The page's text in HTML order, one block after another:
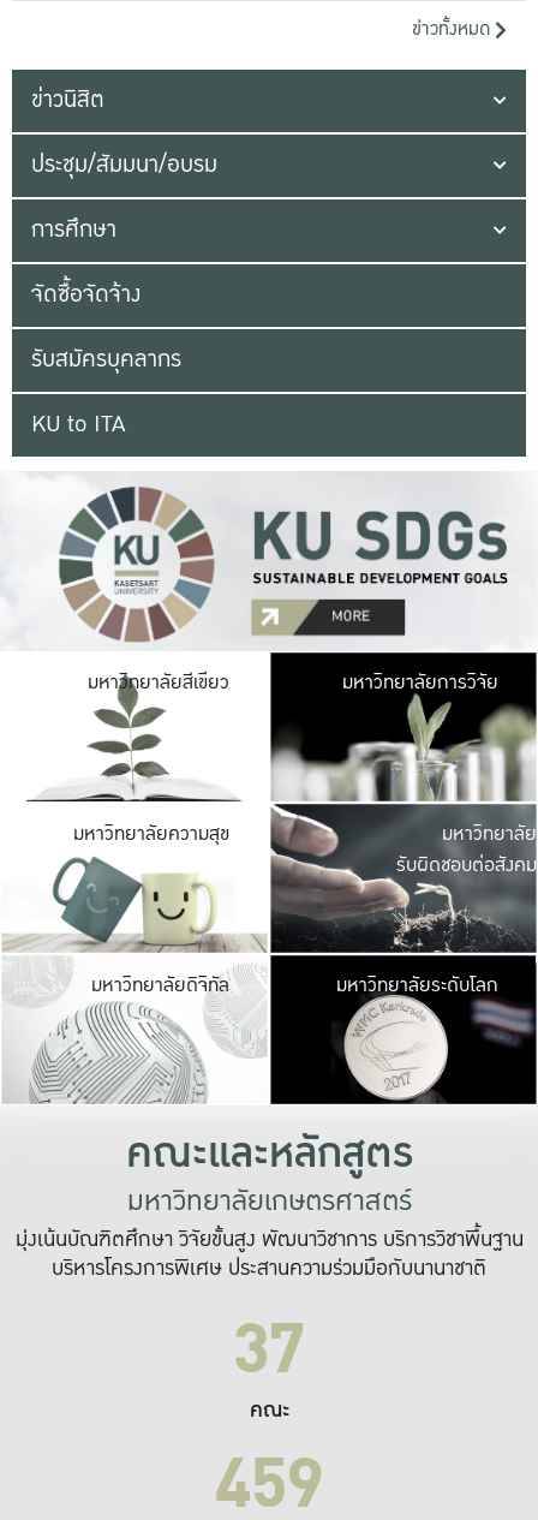
ข่าวทั้งหมด
ข่าวนิสิต
ประชุม/สัมมนา/อบรม
การศึกษา
จัดซื้อจัดจ้าง
รับสมัครบุคลากร
KU to ITA
มหาวิทยาลัยสีเขียว มหาวิ
มีพื้นที่เขียวสดใส
เป็นป่าในเมือง เกษต
มหาวิทยาลัยการวิจัย
มหาวิทยาลัยความสุข มหาวิ
ค
เปิดประ
และพบเรื่องราวใ
มหาวิทยาลัย
รับผิดชอบต่อสังคม
มหาวิทยาลัยดิจิทัล มหาวิ
เปลี่ยนแปลง แล
เพื่อทำง
ระบบสารสนเทศ
มหาวิทยาลัยระดับโลก
คณะและหลักสูตร
มหาวิทยาลัยเกษตรศาสตร์
มุ่งเน้นบัณฑิตศึกษา วิจัยขั้นสูง พัฒนาวิชาการ บริการวิชาพื้นฐาน
บริหารโครงการพิเศษ ประสานความร่วมมือกับนานาชาติ
37
คณะ
459